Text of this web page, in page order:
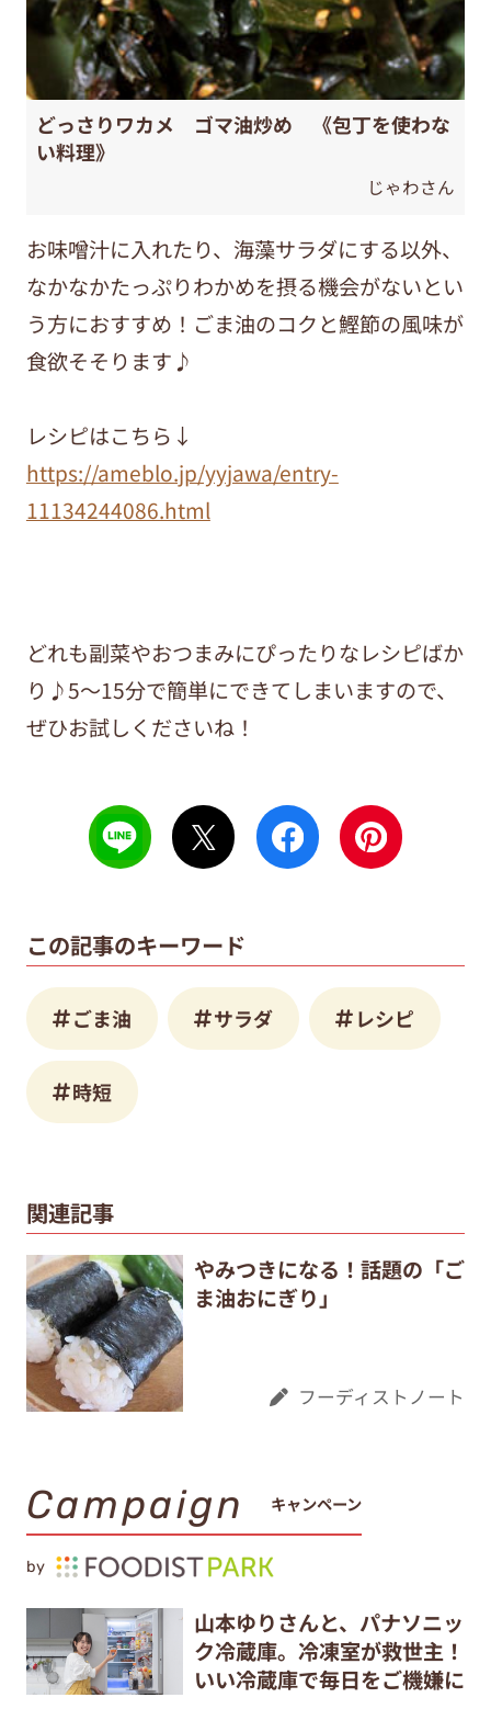
どっさりワカメ ゴマ油炒め 《包丁を使わな
い料理》
じゃわさん
お味噌汁に入れたり、海藻サラダにする以外、
なかなかたっぷりわかめを摂る機会がないとい
う方におすすめ！ごま油のコクと鰹節の風味が
食欲そそります♪
レシピはこちら↓
https://ameblo.jp/yyjawa/entry-
11134244086.html
どれも副菜やおつまみにぴったりなレシピばか
り♪5～15分で簡単にできてしまいますので、
ぜひお試しくださいね！
この記事のキーワード
ごま油 サラダ レシピ
時短
関連記事
やみつきになる！話題の「ご
ま油おにぎり」
フーディストノート
Campaign キャンペーン
by
山本ゆりさんと、パナソニッ
ク冷蔵庫。冷凍室が救世主！
いい冷蔵庫で毎日をご機嫌に